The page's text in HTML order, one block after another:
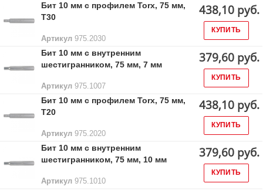
Бит 10 мм с профилем Torx, 75 мм,
Т30
Артикул 975.2030
438,10 руб.
КУПИТЬ
Бит 10 мм с внутренним
шестигранником, 75 мм, 7 мм
Артикул 975.1007
379,60 руб.
КУПИТЬ
Бит 10 мм с профилем Torx, 75 мм,
Т20
Артикул 975.2020
438,10 руб.
КУПИТЬ
Бит 10 мм с внутренним
шестигранником, 75 мм, 10 мм
Артикул 975.1010
379,60 руб.
КУПИТЬ